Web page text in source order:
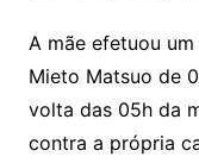
A mãe efetuou
Mieto Matsuo de
volta das 05h da
contra a própria